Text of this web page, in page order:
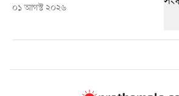
০১ আগস্ট ২০২৬